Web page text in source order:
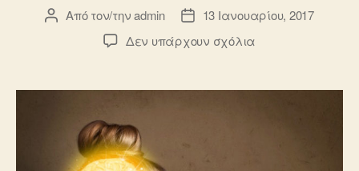
Συντάκτης
Από τον/τηνadmin
Ημ.
δημοσίευσης
13 Ιανουαρίου, 2017
Δεν υπάρχουν σχόλια
γερό